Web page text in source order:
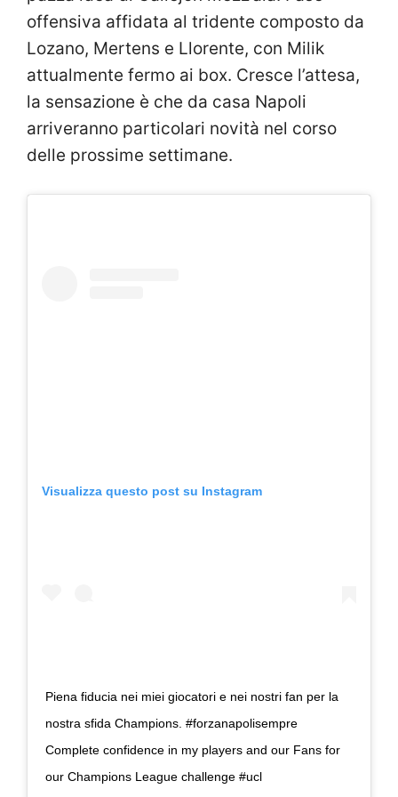
offensiva affidata al tridente composto da
Lozano, Mertens e Llorente, con Milik
attualmente fermo ai box. Cresce l’attesa,
la sensazione è che da casa Napoli
arriveranno particolari novità nel corso
delle prossime settimane.
Visualizza questo post su Instagram
Piena fiducia nei miei giocatori e nei nostri fan per la
nostra sfida Champions. #forzanapolisempre
Complete confidence in my players and our Fans for
our Champions League challenge #ucl